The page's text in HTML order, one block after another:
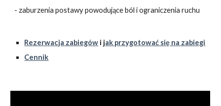
- zaburzenia postawy powodujące ból i ograniczenia ruchu
Rezerwacja zabiegów i jak przygotować się na zabiegi
Cennik